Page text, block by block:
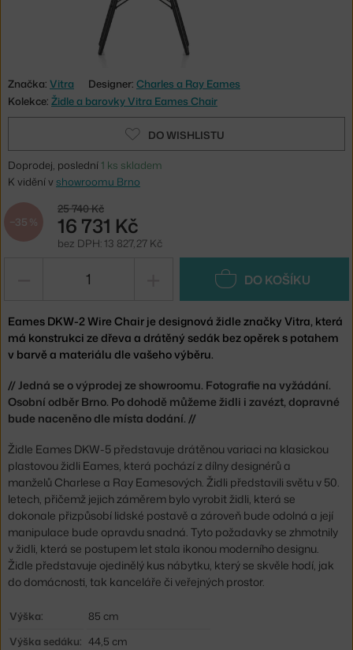
Značka: Vitra Designer: Charles a Ray Eames
Kolekce: Židle a barovky Vitra Eames Chair
DO WISHLISTU
Doprodej, poslední1 ks skladem
K vidění v showroomu Brno
−35 %
25 740 Kč
16 731 Kč
bez DPH: 13 827,27 Kč
DO KOŠÍKU
Eames DKW-2 Wire Chair je designová židle značky Vitra, která
má konstrukci ze dřeva a drátěný sedák bez opěrek s potahem
v barvě a materiálu dle vašeho výběru.
// Jedná se o výprodej ze showroomu. Fotografie na vyžádání.
Osobní odběr Brno. Po dohodě můžeme židli i zavézt, dopravné
bude naceněno dle místa dodání. //
Židle Eames DKW-5 představuje drátěnou variaci na klasickou
plastovou židli Eames, která pochází z dílny designérů a
manželů Charlese a Ray Eamesových. Židli představili světu v 50.
letech, přičemž jejich záměrem bylo vyrobit židli, která se
dokonale přizpůsobí lidské postavě a zároveň bude odolná a její
manipulace bude opravdu snadná. Tyto požadavky se zhmotnily
v židli, která se postupem let stala ikonou moderního designu.
Židle představuje ojedinělý kus nábytku, který se skvěle hodí, jak
do domácnosti, tak kanceláře či veřejných prostor.
Výška:
85 cm
Výška sedáku: 44,5 cm